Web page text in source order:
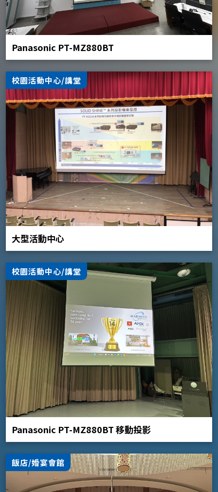
Panasonic PT-MZ880BT
校園活動中心/講堂
大型活動中心
校園活動中心/講堂
Panasonic PT-MZ880BT 移動投影
飯店/婚宴會館